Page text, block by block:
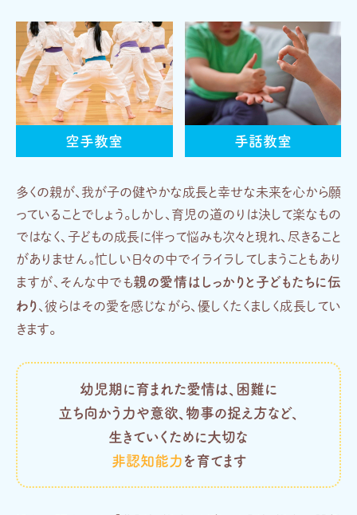
空手教室 手話教室
多くの親が、我が子の健やかな成長と幸せな未来を心から願
っていることでしょう。 しかし、育児の道のりは決して楽なもの
ではなく、子どもの成長に伴って悩みも次々と現れ、尽きること
がありません。忙しい日々の中でイライラしてしまうこともあり
ますが、そんな中でも親の愛情はしっかりと子どもたちに伝
わり、彼らはその愛を感じながら、優しくたくましく成長してい
きます。
幼児期に育まれた愛情は、困難に
立ち向かう力や意欲、物事の捉え方など、
生きていくために大切な
非認知能力 を育てます